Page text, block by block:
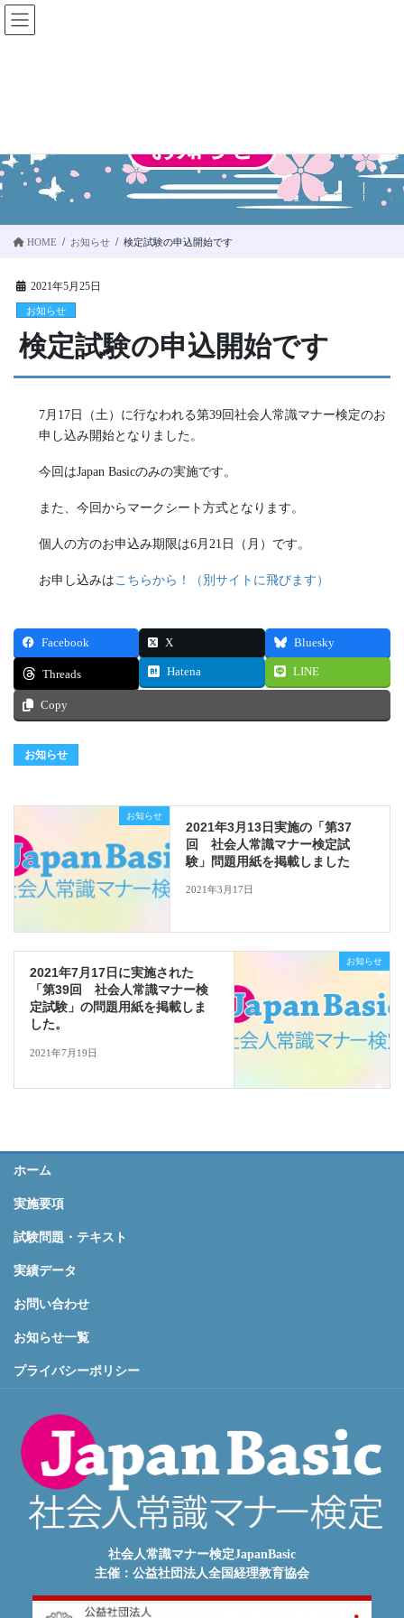
コ
ン
ナ
ビ
移
動
お知らせ
HOME お知らせ 検定試験の申込開始です
2021年5月25日
お知らせ
検定試験の申込開始です
7月17日（土）に行なわれる第39回社会人常識マナー検定のお
申し込み開始となりました。
今回はJapan Basicのみの実施です。
また、今回からマークシート方式となります。
個人の方のお申込み期限は6月21日（月）です。
お申し込みは こちらから！（別サイトに飛びます）
Facebook X Bluesky
Threads Hatena LINE
Copy
お知らせ
お知らせ
2021年3月13日実施の「第37
回 社会人常識マナー検定試
験」問題用紙を掲載しました
2021年3月17日
お知らせ
2021年7月17日に実施された
「第39回 社会人常識マナー検
定試験」の問題用紙を掲載しま
した。
2021年7月19日
ホーム
実施要項
試験問題・テキスト
実績データ
お問い合わせ
お知らせ一覧
プライバシーポリシー
社会人常識マナー検定JapanBasic
主催：公益社団法人全国経理教育協会